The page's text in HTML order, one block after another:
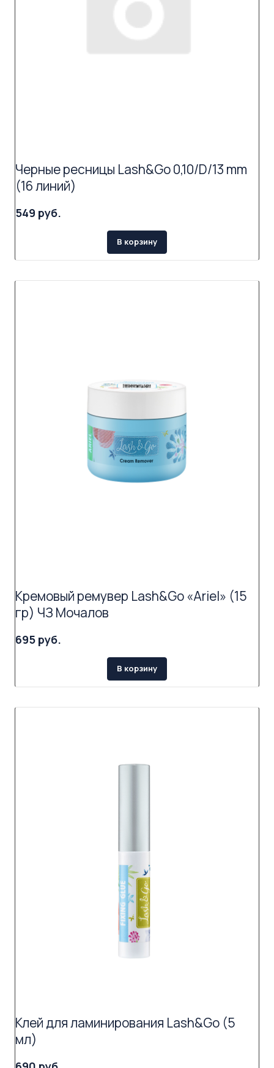
Черные ресницы Lash&Go 0,10/D/13 mm
(16 линий)
549 руб.
В корзину
Кремовый ремувер Lash&Go «Ariel» (15
гр) ЧЗ Мочалов
695 руб.
В корзину
Клей для ламинирования Lash&Go (5
мл)